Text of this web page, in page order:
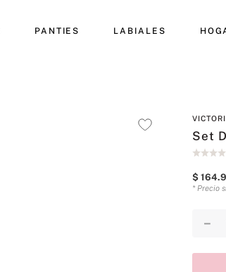
PANTIES LABIALES
Set
$ 164.
* Precio
－